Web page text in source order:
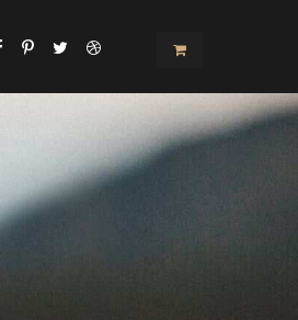
shopping
cart